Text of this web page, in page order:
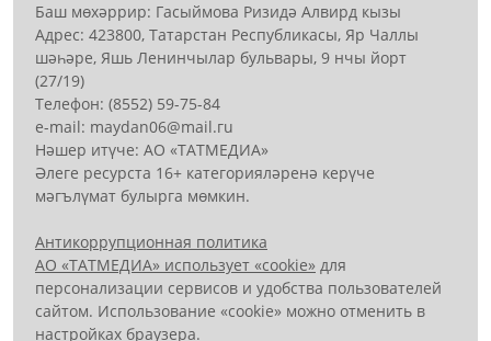
Баш мөхәррир: Гасыймова Ризидә Алвирд кызы
Адрес: 423800, Татарстан Республикасы, Яр Чаллы
шәһәре, Яшь Ленинчылар бульвары, 9 нчы йорт
(27/19)
Телефон: (8552) 59-75-84
е-mail: mауdаn06@mail.гu
Нәшер итүче: АО «ТАТМЕДИА»
Әлеге ресурста 16+ категорияләренә керүче
мәгълүмат булырга мөмкин.
Антикоррупционная политика
АО «ТАТМЕДИА» использует «cookie» для
персонализации сервисов и удобства пользователей
сайтом. Использование «cookie» можно отменить в
настройках браузера.